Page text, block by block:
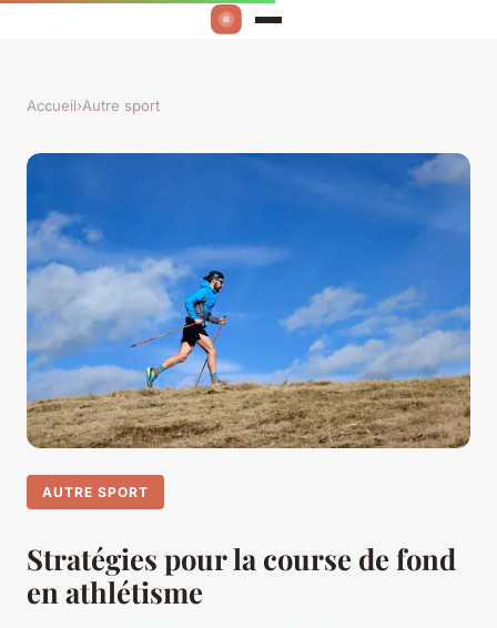
Accueil›Autre sport
AUTRE SPORT
Stratégies pour la course de fond
en athlétisme